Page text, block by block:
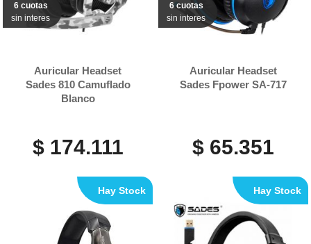
6 cuotas
sin interes
Auricular Headset
Sades 810 Camuflado
Blanco
$ 174.111
6 cuotas
sin interes
Auricular Headset
Sades Fpower SA-717
$ 65.351
Hay Stock Hay Stock